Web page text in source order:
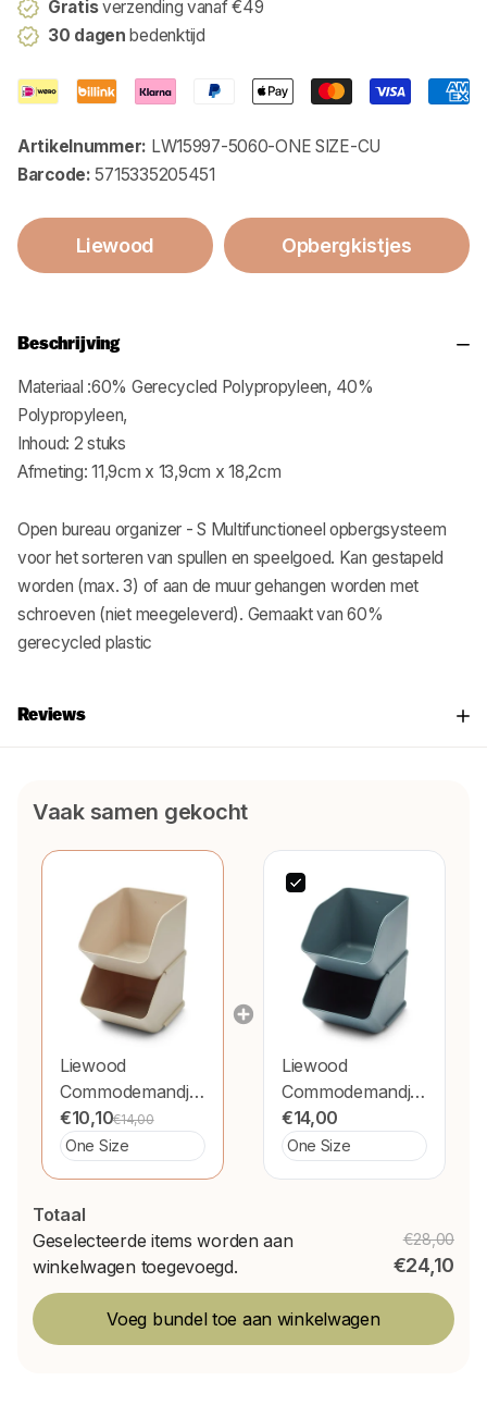
Gratisverzending vanaf €49
30 dagen bedenktijd
Artikelnummer: LW15997-5060-ONE SIZE-CU
Barcode: 5715335205451
Liewood Opbergkistjes
Beschrijving
Materiaal :60% Gerecycled Polypropyleen, 40%
Polypropyleen,
Inhoud: 2 stuks
Afmeting: 11,9cm x 13,9cm x 18,2cm
Open bureau organizer - S Multifunctioneel opbergsysteem
voor het sorteren van spullen en speelgoed. Kan gestapeld
worden (max. 3) of aan de muur gehangen worden met
schroeven (niet meegeleverd). Gemaakt van 60%
gerecycled plastic
Reviews
Vaak samen gekocht
Liewood
Commodemandje
Rosemary Sandy
S 2St
€10,10€14,00
Liewood
Commodemandje
Rosemary Whale
Blue S 2St
€14,00
Totaal
Geselecteerde items worden aan
winkelwagen toegevoegd.
€28,00
€24,10
Voeg bundel toe aan winkelwagen